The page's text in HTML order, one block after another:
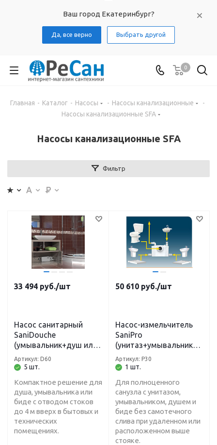
Ваш город Екатеринбург?
Да, все верно Выбрать другой
0
Главная - Каталог - Насосы - Насосы канализационные
-
Насосы канализационные SFA
Насосы канализационные SFA
Фильтр
33 494 руб./шт
Насос санитарный
SaniDouche
(умывальник+душ или
биде, макс.150л) Н-4 м,
L-40 м
5 шт.
Артикул: D60
Компактное решение для
душа, умывальника или
биде с отводом стоков
до 4 м вверх в бытовых и
технических
помещениях.
50 610 руб./шт
Насос-измельчитель
SaniPro
(унитаз+умывальник+д
уш+биде) Н-5 м, L-100
м 1 шт.
Артикул: P30
Для полноценного
санузла с унитазом,
умывальником, душем и
биде без самотечного
слива при удаленном или
расположенном выше
стояке.